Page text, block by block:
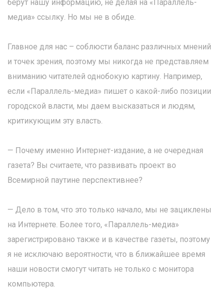
берут нашу информацию, не делая на «Параллель-
медиа» ссылку. Но мы не в обиде.
Главное для нас – соблюсти баланс различных мнений
и точек зрения, поэтому мы никогда не представляем
вниманию читателей однобокую картину. Например,
если «Параллель-медиа» пишет о какой-либо позиции
городской власти, мы даем высказаться и людям,
критикующим эту власть.
— Почему именно Интернет-издание, а не очередная
газета? Вы считаете, что развивать проект во
Всемирной паутине перспективнее?
— Дело в том, что это только начало, мы не зациклены
на Интернете. Более того, «Параллель-медиа»
зарегистрировано также и в качестве газеты, поэтому
я не исключаю вероятности, что в ближайшее время
наши новости смогут читать не только с монитора
компьютера.